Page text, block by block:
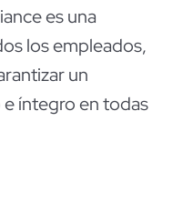
es una
los empleados,
un
íntegro en todas